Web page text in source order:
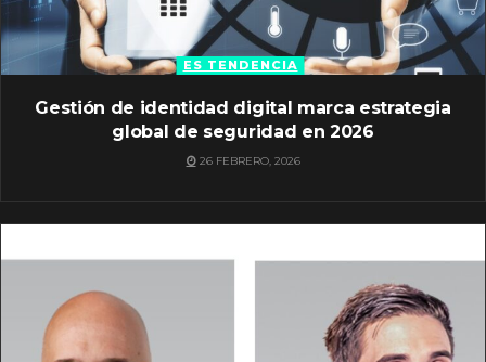
ES TENDENCIA
Gestión de identidad digital marca estrategia
global de seguridad en 2026
26 FEBRERO, 2026